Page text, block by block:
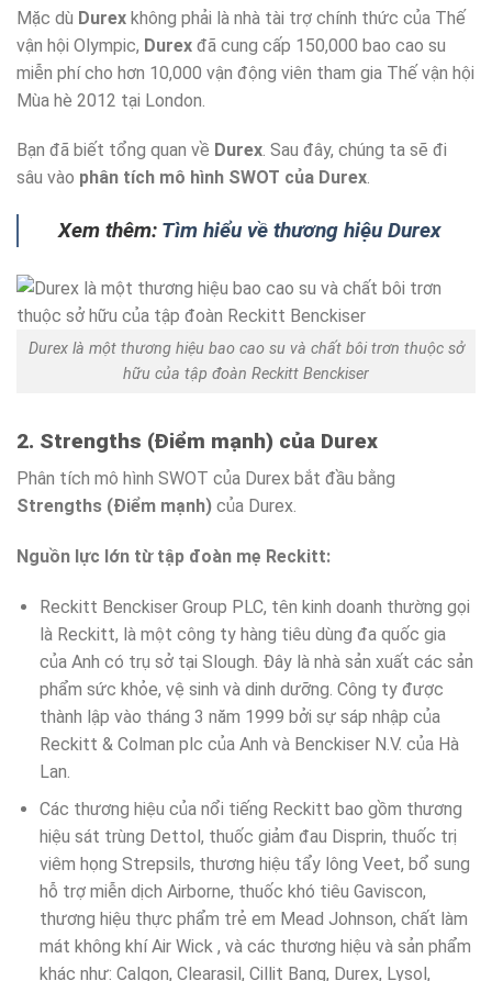
Mặc dù Durex không phải là nhà tài trợ chính thức của Thế
vận hội Olympic, Durex đã cung cấp 150,000 bao cao su
miễn phí cho hơn 10,000 vận động viên tham gia Thế vận hội
Mùa hè 2012 tại London.
Bạn đã biết tổng quan về Durex. Sau đây, chúng ta sẽ đi
sâu vào phân tích mô hình SWOT của Durex.
Xem thêm: Tìm hiểu về thương hiệu Durex
Durex là một thương hiệu bao cao su và chất bôi trơn thuộc sở
hữu của tập đoàn Reckitt Benckiser
2. Strengths (Điểm mạnh) của Durex
Phân tích mô hình SWOT của Durex bắt đầu bằng
Strengths (Điểm mạnh) của Durex.
Nguồn lực lớn từ tập đoàn mẹ Reckitt:
Reckitt Benckiser Group PLC, tên kinh doanh thường gọi
là Reckitt, là một công ty hàng tiêu dùng đa quốc gia
của Anh có trụ sở tại Slough. Đây là nhà sản xuất các sản
phẩm sức khỏe, vệ sinh và dinh dưỡng. Công ty được
thành lập vào tháng 3 năm 1999 bởi sự sáp nhập của
Reckitt & Colman plc của Anh và Benckiser N.V. của Hà
Lan.
Các thương hiệu của nổi tiếng Reckitt bao gồm thương
hiệu sát trùng Dettol, thuốc giảm đau Disprin, thuốc trị
viêm họng Strepsils, thương hiệu tẩy lông Veet, bổ sung
hỗ trợ miễn dịch Airborne, thuốc khó tiêu Gaviscon,
thương hiệu thực phẩm trẻ em Mead Johnson, chất làm
mát không khí Air Wick , và các thương hiệu và sản phẩm
khác như: Calgon, Clearasil, Cillit Bang, Durex, Lysol,